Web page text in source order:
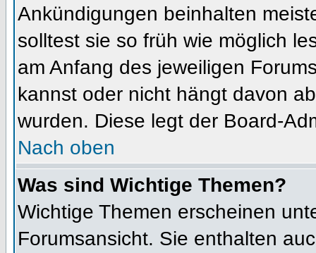
Ankündigungen beinhalten
solltest sie so früh wie möglich
am Anfang des jeweiligen
kannst oder nicht hängt davon
wurden. Diese legt der Board-
Nach oben
Was sind Wichtige Themen?
Wichtige Themen erscheinen
Forumsansicht. Sie enthalten